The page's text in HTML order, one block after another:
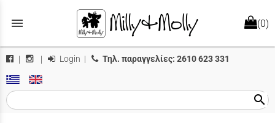
menu (0)
| | Login | Τηλ. παραγγελίες: 2610 623 331
search